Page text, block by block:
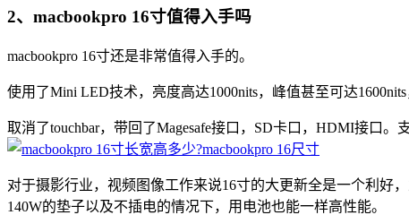
2、macbookpro 16寸值得入手吗
macbookpro 16寸还是非常值得入手的。
使用了Mini LED技术，亮度高达1000nits，峰值甚至可达
取消了touchbar，带回了Magesafe接口，SD卡口，HDMI接口。
对于摄影行业，视频图像工作来说16寸的大更新全是一个利好
140W的垫子以及不插电的情况下，用电池也能一样高性能。